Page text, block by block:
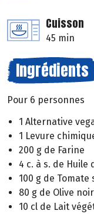
Cuisson
45 min
Ingrédients
Pour 6 personnes
1 Alternative
1 Levure
200 g de Farine
4 c. à s. de Huile
100 g de Tomate
80 g de Olive
10 cl de Lait